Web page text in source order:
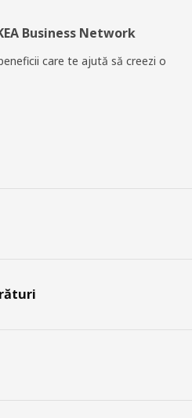
Business Network
care te ajută să creezi o